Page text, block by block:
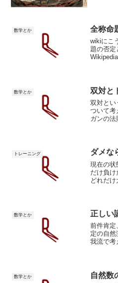
ングジム
数学とか 全称命
wikiにこ
題の否定
だけか...
数学とか 双対と
双対とい
ついて考
ガンの法
の論理式
トレーニング ダメな
現在の状
だけ負け
どれだけ
会>利益
数学とか 正しい
前件肯定
定の自然
我流で考
数学とか 自然数